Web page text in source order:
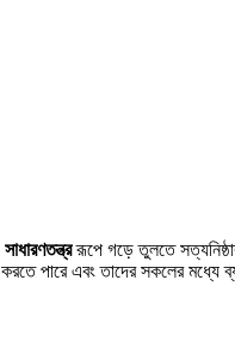
সাধারণতন্ত্ররূপে গড়ে তুলতে
করতে পারে এবং তাদের সকলের মধ্যে